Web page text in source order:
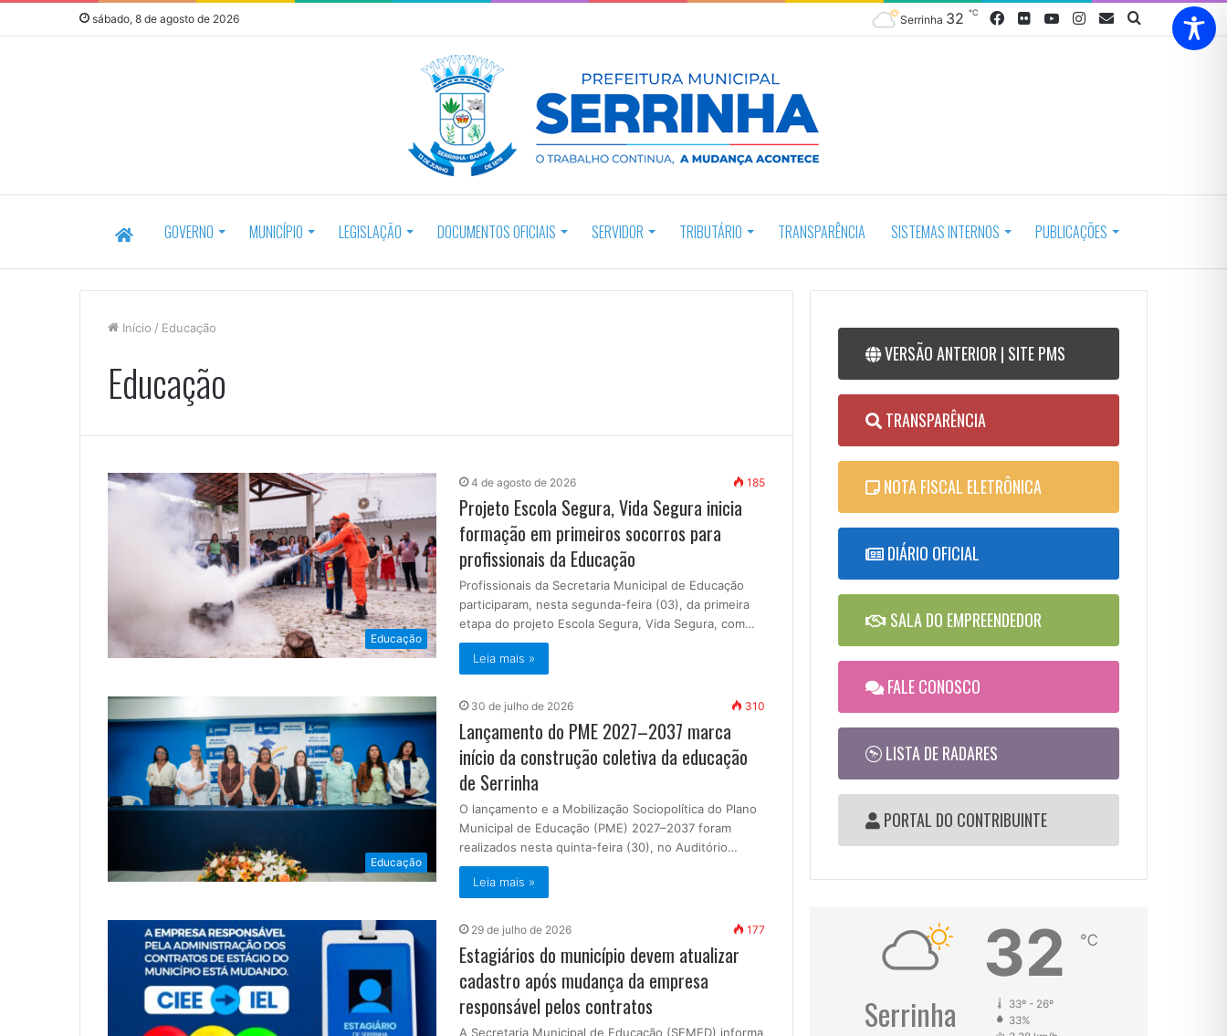
sábado, 8 de agosto de 2026
Procurar
Webmail
Instagram
YouTube
Flickr
Facebook
Serrinha 32 ℃
GOVERNO MUNICÍPIO LEGISLAÇÃO DOCUMENTOS OFICIAIS SERVIDOR TRIBUTÁRIO TRANSPARÊNCIA SISTEMAS INTERNOS PUBLICAÇÕES
Início / Educação
Educação
Educação
4 de agosto de 2026 185
Projeto Escola Segura, Vida Segura inicia
formação em primeiros socorros para
profissionais da Educação
Profissionais da Secretaria Municipal de Educação
participaram, nesta segunda-feira (03), da primeira
etapa do projeto Escola Segura, Vida Segura, com…
Leia mais »
Educação
30 de julho de 2026 310
Lançamento do PME 2027–2037 marca
início da construção coletiva da educação
de Serrinha
O lançamento e a Mobilização Sociopolítica do Plano
Municipal de Educação (PME) 2027–2037 foram
realizados nesta quinta-feira (30), no Auditório…
Leia mais »
29 de julho de 2026 177
Estagiários do município devem atualizar
cadastro após mudança da empresa
responsável pelos contratos
A Secretaria Municipal de Educação (SEMED) informa
VERSÃO ANTERIOR | SITE PMS
TRANSPARÊNCIA
NOTA FISCAL ELETRÔNICA
DIÁRIO OFICIAL
SALA DO EMPREENDEDOR
FALE CONOSCO
LISTA DE RADARES
PORTAL DO CONTRIBUINTE
Serrinha
32 ℃
33º - 26º
33%